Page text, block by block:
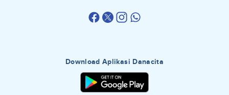
Download Aplikasi Danacita